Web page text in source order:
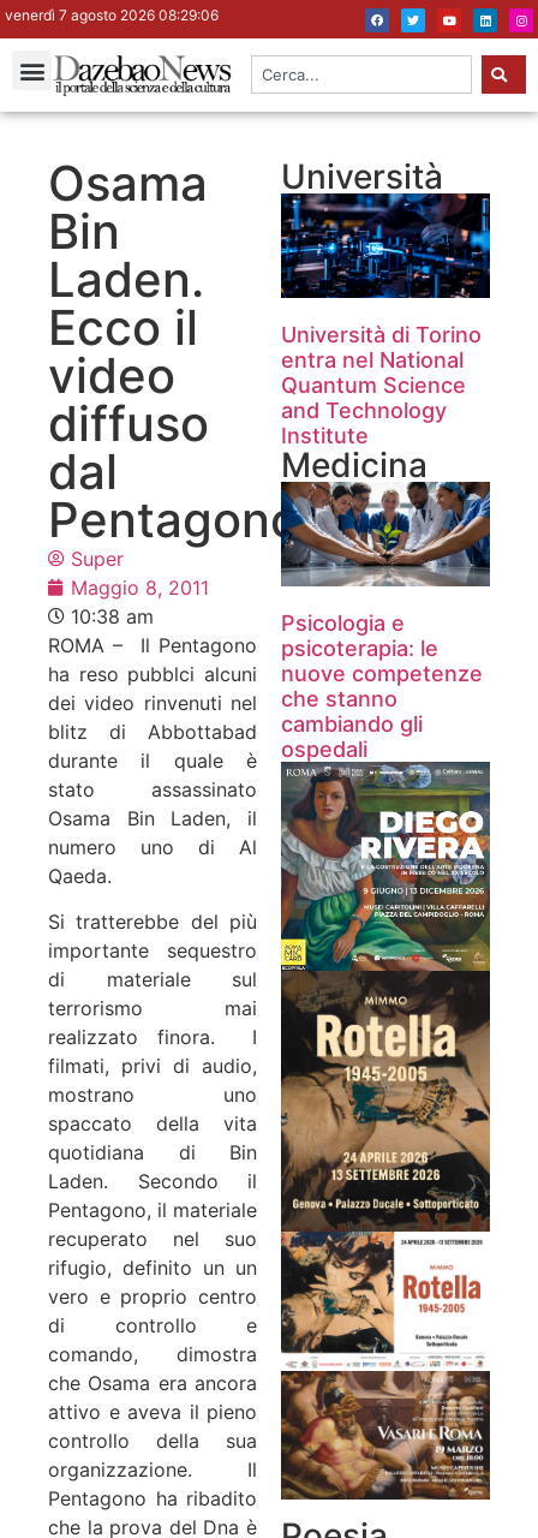
venerdì 7 agosto 2026 08:29:07
Osama
Bin
Laden.
Ecco il
video
diffuso
dal
Pentagono
Super
Maggio 8, 2011
10:38 am
ROMA – Il Pentagono
ha reso pubblci alcuni
dei video rinvenuti nel
blitz di Abbottabad
durante il quale è
stato assassinato
Osama Bin Laden, il
numero uno di Al
Qaeda.
Si tratterebbe del più
importante sequestro
di materiale sul
terrorismo mai
realizzato finora. I
filmati, privi di audio,
mostrano uno
spaccato della vita
quotidiana di Bin
Laden. Secondo il
Pentagono, il materiale
recuperato nel suo
rifugio, definito un un
vero e proprio centro
di controllo e
comando, dimostra
che Osama era ancora
attivo e aveva il pieno
controllo della sua
organizzazione. Il
Pentagono ha ribadito
che la prova del Dna è
Università
Università di Torino
entra nel National
Quantum Science
and Technology
Institute
Medicina
Psicologia e
psicoterapia: le
nuove competenze
che stanno
cambiando gli
ospedali